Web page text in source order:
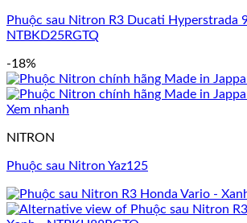
Phuộc sau Nitron R3 Ducati Hyperstrada
NTBKD25RGTQ
-18%
Xem nhanh
NITRON
Phuộc sau Nitron Yaz125